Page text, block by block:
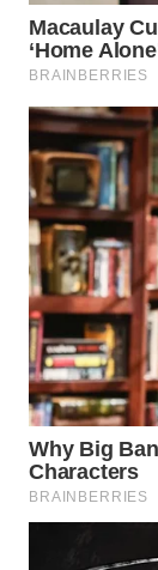
WN
KARO
WN
SIMALUNGUN
WN
LABUHANBATU
WN
TAPANULI
TENGAH
WN DELI
SERDANG